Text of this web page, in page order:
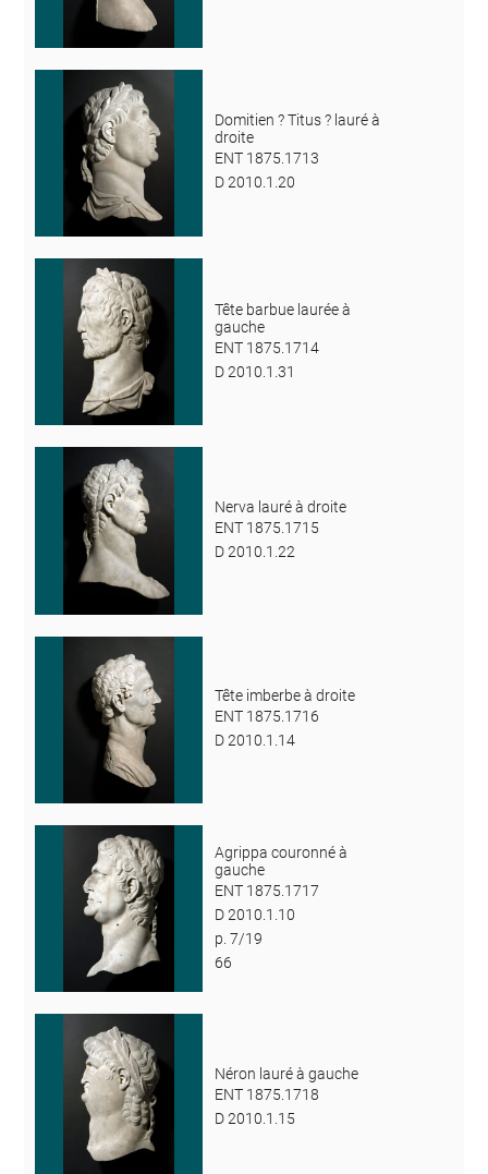
Domitien ? Titus ? lauré à
droite
ENT 1875.1713
D 2010.1.20
Tête barbue laurée à
gauche
ENT 1875.1714
D 2010.1.31
Nerva lauré à droite
ENT 1875.1715
D 2010.1.22
Tête imberbe à droite
ENT 1875.1716
D 2010.1.14
Agrippa couronné à
gauche
ENT 1875.1717
D 2010.1.10
p. 7/19
66
Néron lauré à gauche
ENT 1875.1718
D 2010.1.15